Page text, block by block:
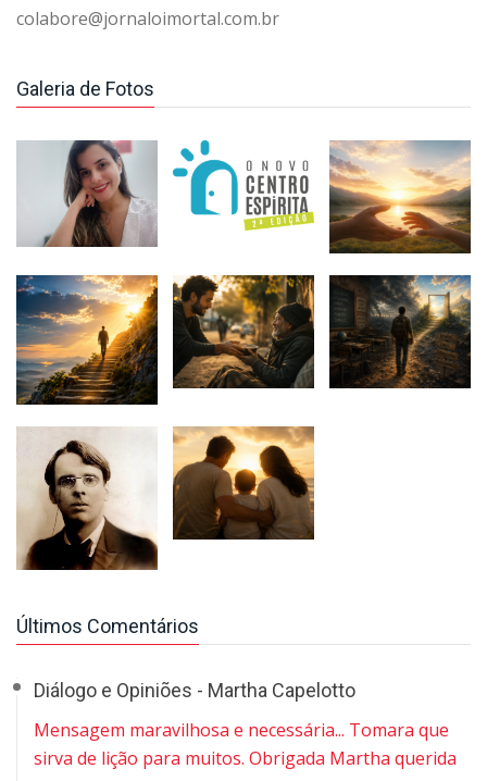
colabore@jornaloimortal.com.br
Galeria de Fotos
Últimos Comentários
Diálogo e Opiniões - Martha Capelotto
Mensagem maravilhosa e necessária... Tomara que
sirva de lição para muitos. Obrigada Martha querida